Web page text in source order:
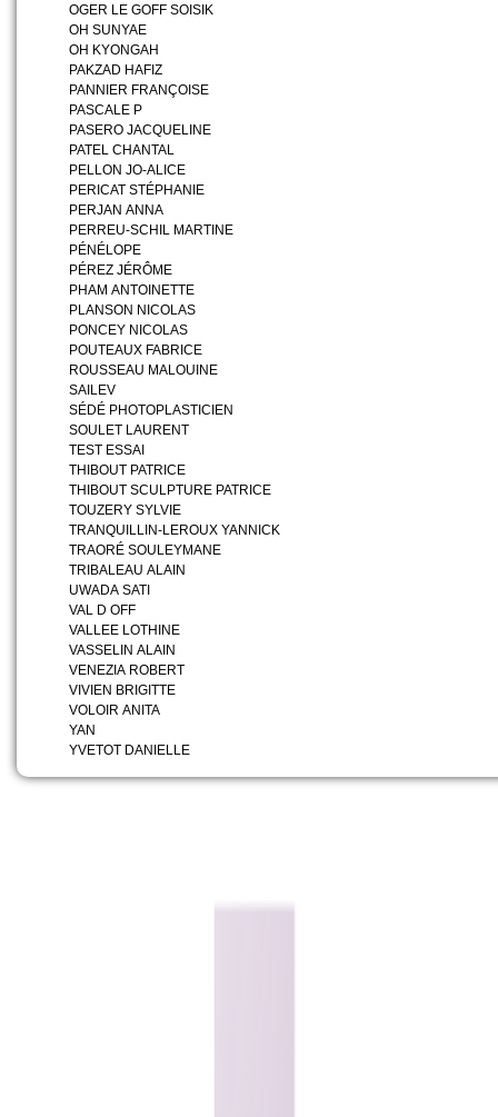
OGER LE GOFF SOISIK
OH SUNYAE
OH KYONGAH
PAKZAD HAFIZ
PANNIER FRANÇOISE
PASCALE P
PASERO JACQUELINE
PATEL CHANTAL
PELLON JO-ALICE
PERICAT STÉPHANIE
PERJAN ANNA
PERREU-SCHIL MARTINE
PÉNÉLOPE
PÉREZ JÉRÔME
PHAM ANTOINETTE
PLANSON NICOLAS
PONCEY NICOLAS
POUTEAUX FABRICE
ROUSSEAU MALOUINE
SAILEV
SÉDÉ PHOTOPLASTICIEN
SOULET LAURENT
TEST ESSAI
THIBOUT PATRICE
THIBOUT SCULPTURE PATRICE
TOUZERY SYLVIE
TRANQUILLIN-LEROUX YANNICK
TRAORÉ SOULEYMANE
TRIBALEAU ALAIN
UWADA SATI
VAL D OFF
VALLEE LOTHINE
VASSELIN ALAIN
VENEZIA ROBERT
VIVIEN BRIGITTE
VOLOIR ANITA
YAN
YVETOT DANIELLE